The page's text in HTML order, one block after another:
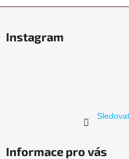
á
pInstagram
Informace pro vás